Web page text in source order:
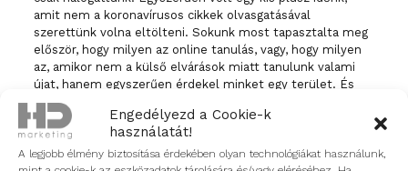
Engedélyezd a Cookie-k
használatát!
A legjobb élmény biztosítása érdekében olyan technológiákat használunk,
amit nem a koronavírusos cikkek olvasgatásával
szerettünk volna eltölteni. Sokunk most tapasztalta meg
először, hogy milyen az online tanulás, vagy, hogy milyen
az, amikor nem a külső elvárások miatt tanulunk valami
újat, hanem egyszerűen érdekel minket egy terület. És
hát evés közben jön meg az étvágy! Mivel továbbra is
rengeteg képzés érhető el online ingyen, vagy
kedvezményesen, ezt a jó szokásunkat biztosan
folytatjuk, sőt folyamatosan ajánljuk egymásnak, ha valaki